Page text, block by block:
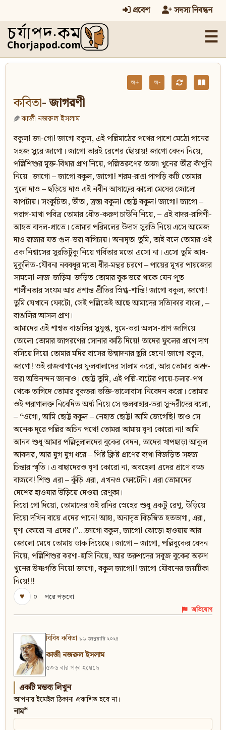
প্রবেশ সদস্য নিবন্ধন
☰
অ+ অ-
কবিতা- জাগরণী
কাজী নজরুল ইসলাম
বকুল! জা-গো! জাগো বকুল, এই পল্লিমাঠের পথের পাশে মেঠো গানের
সহজ সুরে জাগো। জাগো তারই রেশের ছোঁয়ায়! জাগো বেদন নিয়ে,
পল্লিশিশুর মুক্ত-বিথার প্রাণ নিয়ে, পল্লিতরুণের তাজা খুনের তীব্র কাঁপুনি
নিয়ে। জাগো – জাগো বকুল, জাগো! শরম-রাঙা পাপড়ি কটি তোমার
খুলে দাও – ছড়িয়ে দাও এই নবীন আষাঢ়ের কালো মেঘের জোলো
ঝাপটায়। সংকুচিতা, ভীতা, ত্রস্তা বকুল! ছোট্ট বকুল! জাগো! জাগো –
পরাগ-মাখা পবিত্র তোমার ধৌত-করুণ চাউনি নিয়ে, – এই বাদর-রাগিণী-
আহত বাদল-প্রাতে। তোমার পরিমলের উদাস সুরভি নিয়ে এসে আমেজ
দাও রাজার যত গুল-ভরা বাগিচায়। অনাদৃতা তুমি, তাই বলে তোমার ওই
এক নিশ্বাসের সুরভিটুকু নিয়ে গর্বিতার মতো এসো না। এসো তুমি আধ-
মুকুলিত-যৌবনা নববধূর মতো ধীর-মন্থর চরণে – পায়ের মুখর পায়জোর
সামলে! লাজ-জড়িমা-জড়িত তোমার বুক ভরে থাকে যেন পূত
শালীনতার সংযম আর প্রশান্ত প্রীতির স্নিগ্ধ-শান্তি! জাগো বকুল, জাগো!
তুমি যেখানে ফোটো, সেই পল্লিতেই আছে আমাদের সত্যিকার বাংলা, –
বাঙালির আসল প্রাণ।
আমাদের এই শাশ্বত বাঙালির সুষুপ্ত, ঘুমে-ভরা অলস-প্রাণ জাগিয়ে
তোলো তোমার জাগরণের সোনার কাঠি দিয়ে! তাদের ফুলের প্রাণে দাগ
বসিয়ে দিয়ো তোমার মদির বাসের উন্মাদনার ছুরি হেনে! জাগো বকুল,
জাগো! ওই রাজবাগানের ফুলবালাদের সালাম করো, আর তোমার অশ্রু-
ভরা অভিনন্দন জানাও। ছোট্ট তুমি, এই পল্লি-বাটের পায়ে-চলার-পথ
থেকে তাগিদে তোমার বুকভরা ভক্তি-ভালোবাসা নিবেদন করো। তোমার
ওই পরাগালক্ত নিবেদিত অর্ঘ্য নিয়ে সে গুলবাহার-ভরা সুন্দরীদের বলো,
– “ওগো, আমি ছোট্ট বকুল – নেহাত ছোট্ট! আমি জেগেছি! তাও সে
অনেক দূরে পল্লির অচিন পথে! তোমরা আমায় ঘৃণা কোরো না! আমি
আনব শুধু আমার পল্লিদুলালদের বুকের বেদন, তাদের খাপছাড়া আকুল
আবদার, আর যুগ যুগ ধরে – পিষ্ট ক্লিষ্ট প্রাণের ব্যথা বিজড়িত সহজ
চিন্তার স্মৃতি। এ বাছাদেরও ঘৃণা কোরো না, অবহেলা এদের প্রাণে বড্ড
বাজবে! শিশু এরা – কুঁড়ি এরা, এখনও ফোটেনি। এরা তোমাদের
দেশের হাওযার উড়িয়ে দেওয়া রেণুকা।
দিয়ো গো দিয়ো, তোমাদের ওই রানির স্নেহের শুধু একটু রেণু, উড়িয়ে
দিয়ো দখিন বায়ে এদের পানে! আহা, অনাদৃত বিড়ম্বিত হতভাগা, এরা,
ঘৃণা কোরো না এদের।’’…জাগো বকুল, জাগো! ঝোড়ো হাওয়ায় আর
জোলো মেঘে তোমায় ডাক দিয়েছে। জাগো – জাগো, পল্লিবুকের বেদন
নিয়ে, পল্লিশিশুর ঝরণা-হাসি নিয়ে, আর তরুণদের সবুজ বুকের অরুণ
খুনের উষ্ণগতি নিয়ে! জাগো, বকুল জাগো!! জাগো যৌবনের জয়টিকা
নিয়ে!!!
♥
০ পরে পড়বো
অভিযোগ
বিবিধ কবিতা ১৬ জানুয়ারি ২০২৪
কাজী নজরুল ইসলাম
৫৩৬ বার পড়া হয়েছে
একটি মন্তব্য লিখুন
আপনার ইমেইল ঠিকানা প্রকাশিত হবে না।
নাম*